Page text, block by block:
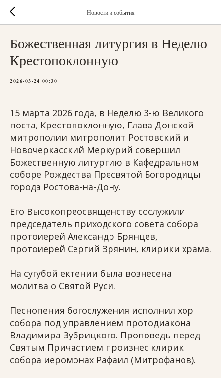
Новости и события
Божественная литургия в Неделю
Крестопоклонную
2026-03-24 00:30
15 марта 2026 года, в Неделю 3-ю Великого
поста, Крестопоклонную, Глава Донской
митрополии митрополит Ростовский и
Новочеркасский Меркурий совершил
Божественную литургию в Кафедральном
соборе Рождества Пресвятой Богородицы
города Ростова-на-Дону.
Его Высокопреосвященству сослужили
председатель приходского совета собора
протоиерей Александр Брянцев,
протоиерей Сергий Зрянин, клирики храма.
На сугубой ектении была вознесена
молитва о Святой Руси.
Песнопения богослужения исполнил хор
собора под управлением протодиакона
Владимира Зубрицкого. Проповедь перед
Святым Причастием произнес клирик
собора иеромонах Рафаил (Митрофанов).